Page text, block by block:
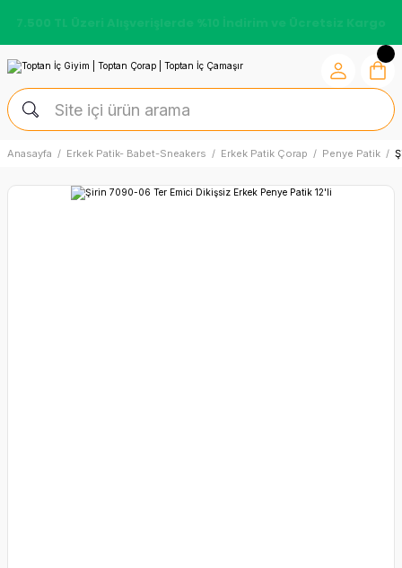
Anasayfa Erkek Patik- Babet-Sneakers Erkek Patik Çorap Penye Patik